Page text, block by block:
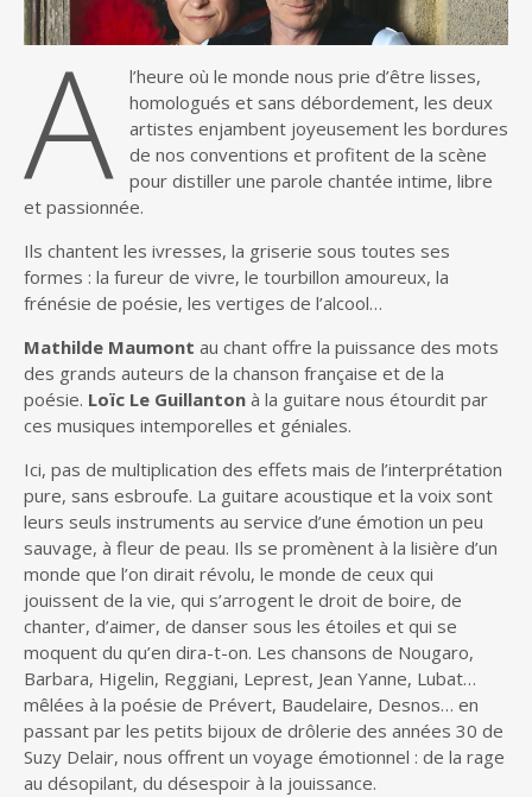
A
l’heure où le monde nous prie d’être lisses,
homologués et sans débordement, les deux
artistes enjambent joyeusement les bordures
de nos conventions et profitent de la scène
pour distiller une parole chantée intime, libre
et passionnée.
Ils chantent les ivresses, la griserie sous toutes ses
formes : la fureur de vivre, le tourbillon amoureux, la
frénésie de poésie, les vertiges de l’alcool…
Mathilde Maumont au chant offre la puissance des mots
des grands auteurs de la chanson française et de la
poésie. Loïc Le Guillanton à la guitare nous étourdit par
ces musiques intemporelles et géniales.
Ici, pas de multiplication des effets mais de l’interprétation
pure, sans esbroufe. La guitare acoustique et la voix sont
leurs seuls instruments au service d’une émotion un peu
sauvage, à fleur de peau. Ils se promènent à la lisière d’un
monde que l’on dirait révolu, le monde de ceux qui
jouissent de la vie, qui s’arrogent le droit de boire, de
chanter, d’aimer, de danser sous les étoiles et qui se
moquent du qu’en dira-t-on. Les chansons de Nougaro,
Barbara, Higelin, Reggiani, Leprest, Jean Yanne, Lubat…
mêlées à la poésie de Prévert, Baudelaire, Desnos… en
passant par les petits bijoux de drôlerie des années 30 de
Suzy Delair, nous offrent un voyage émotionnel : de la rage
au désopilant, du désespoir à la jouissance.